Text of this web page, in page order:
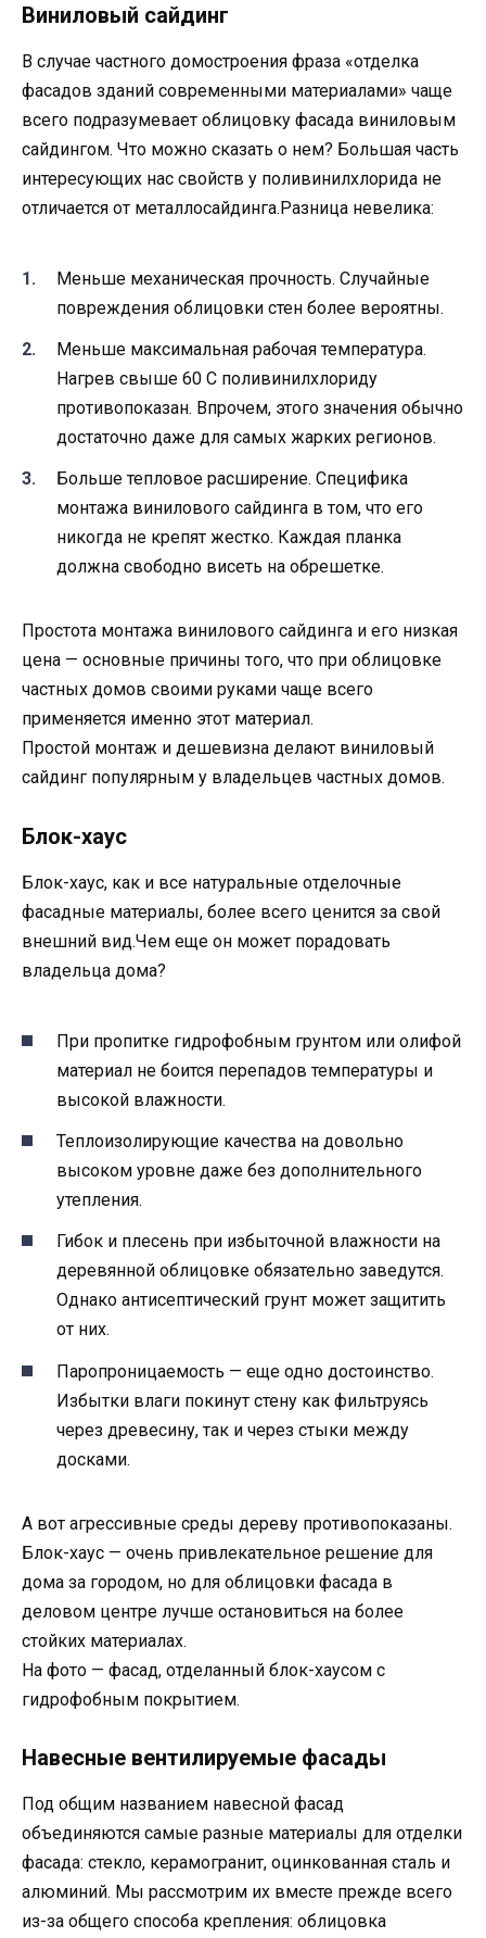
Виниловый сайдинг
В случае частного домостроения фраза «отделка
фасадов зданий современными материалами» чаще
всего подразумевает облицовку фасада виниловым
сайдингом. Что можно сказать о нем? Большая часть
интересующих нас свойств у поливинилхлорида не
отличается от металлосайдинга.Разница невелика:
Меньше механическая прочность. Случайные
повреждения облицовки стен более вероятны.
Меньше максимальная рабочая температура.
Нагрев свыше 60 С поливинилхлориду
противопоказан. Впрочем, этого значения обычно
достаточно даже для самых жарких регионов.
Больше тепловое расширение. Специфика
монтажа винилового сайдинга в том, что его
никогда не крепят жестко. Каждая планка
должна свободно висеть на обрешетке.
Простота монтажа винилового сайдинга и его низкая
цена — основные причины того, что при облицовке
частных домов своими руками чаще всего
применяется именно этот материал.
Простой монтаж и дешевизна делают виниловый
сайдинг популярным у владельцев частных домов.
Блок-хаус
Блок-хаус, как и все натуральные отделочные
фасадные материалы, более всего ценится за свой
внешний вид.Чем еще он может порадовать
владельца дома?
При пропитке гидрофобным грунтом или олифой
материал не боится перепадов температуры и
высокой влажности.
Теплоизолирующие качества на довольно
высоком уровне даже без дополнительного
утепления.
Гибок и плесень при избыточной влажности на
деревянной облицовке обязательно заведутся.
Однако антисептический грунт может защитить
от них.
Паропроницаемость — еще одно достоинство.
Избытки влаги покинут стену как фильтруясь
через древесину, так и через стыки между
досками.
А вот агрессивные среды дереву противопоказаны.
Блок-хаус — очень привлекательное решение для
дома за городом, но для облицовки фасада в
деловом центре лучше остановиться на более
стойких материалах.
На фото — фасад, отделанный блок-хаусом с
гидрофобным покрытием.
Навесные вентилируемые фасады
Под общим названием навесной фасад
объединяются самые разные материалы для отделки
фасада: стекло, керамогранит, оцинкованная сталь и
алюминий. Мы рассмотрим их вместе прежде всего
из-за общего способа крепления: облицовка